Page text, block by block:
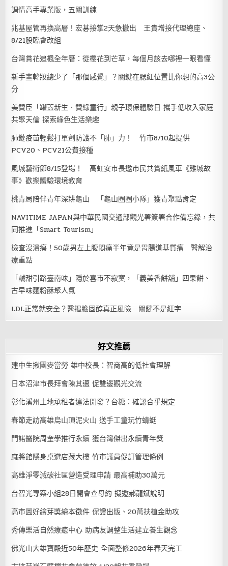
調情高手專業版，五關訓練
兆基屋管再換高層！宏碁接掌2天急撤出 王貴增接代理總座、
8/21股臨會改組
台灣賞花追楓全年曆：從櫻花到芒草，每個月該去哪裡一眼看懂
新手畫韓妝總少了「那個感覺」？關鍵在腮紅位置比你想的高3公
分
美贊臣「罐蓋新生．贊綠童行」親子環保體驗日 攜手低收入家庭
共聚天倫 探索綠色生活樂趣
肺鏈疫苗輕鬆打單劑防護不「肺」力！ 竹市8/10起提供
PCV20、PCV21公費接種
風城藝術節8/15登場！ 高虹安市長邀市民共賞紙風車《雞城故
事》歡樂體驗環境教育
桃青局陪伴青年深耕龜山 「龜山圈圈小隊」獲青聚點肯定
NAVITIME JAPAN與中華民國交通部觀光署簽署合作備忘錄，共
同推進「Smart Tourism」
檢查沒潰瘍！50歲男左上腹悶痛半年竟是胃腸道基質瘤 醫解治
療重點
「鹹甜引路臺南味」隱於喜市不寂寞，「義美香餅舖」四果餅、
古早味麵粉酥聚人氣
LDL正常就安全？醫揭膽固醇真正風險 關鍵不是紅字
好文推薦
建中生揪團麥當勞 雄中校長：智商高的低社會理解
日本沼津市長拜會陳其邁 促雙邊觀光交流
彰化溪州土地承租者違法開發？台糖：確認合乎規定
春節走訪高雄烏山頂泥火山 送手工童玩竹蜻蜓
門諾醫院周奎學推行永續 獲台灣傑出永續青年獎
麻將館隱身桌遊店藏大樓 竹市議員促訂管理條例
高雄淨零減碳社區營造受理申請 最高補助30萬元
台智光專案小組28日開會查母約 擬邀郝龍斌說明
高市圖好繪芽獎繪本徵件 保證出版、20萬扶植金助攻
秀傳樂活自然療癒中心 助病友調整生活建立養生觀念
佛光山大雄寶殿近50年歷史 全面整修2026年春天完工